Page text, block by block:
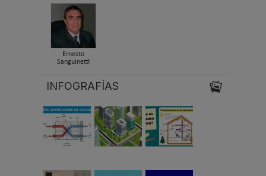
Ernesto
Sanguinetti
INFOGRAFÍAS